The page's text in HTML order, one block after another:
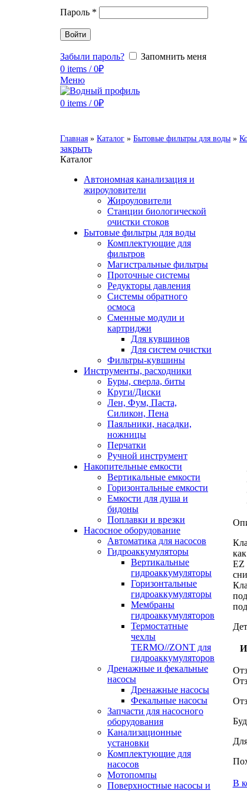
Пароль *
Войти
Забыли пароль?
Запомнить меня
0 items / 0₽
Меню
0 items / 0₽
Главная » Каталог » Бытовые фильтры для воды »
EZ
В
закрыть
Каталог
Автономная канализация и
жироуловители
Жироуловители
Станции биологической
очистки стоков
Бытовые фильтры для воды
Комплектующие для
фильтров
Магистральные фильтры
Проточные системы
Редукторы давления
Системы обратного
осмоса
Сменные модули и
картриджи
Для кувшинов
Для систем очистки
Фильтры-кувшины
Инструменты, расходники
Буры, сверла, биты
Круги/Диски
Лен, Фум, Паста,
Силикон, Пена
Паяльники, насадки,
ножницы
Перчатки
Ручной инструмент
Накопительные емкости
Вертикальные емкости
Горизонтальные емкости
Емкости для душа и
бидоны
Поплавки и врезки
Насосное оборудование
Автоматика для насосов
Гидроаккумуляторы
Вертикальные
гидроаккумуляторы
Горизонтальные
гидроаккумуляторы
Мембраны
гидроаккумуляторов
Термостатные
чехлы
TERMO//ZONT для
гидроаккумуляторов
Дренажные и фекальные
насосы
Дренажные насосы
Фекальные насосы
Запчасти для насосного
оборудования
Канализационные
установки
Комплектующие для
насосов
Мотопомпы
Поверхностные насосы и